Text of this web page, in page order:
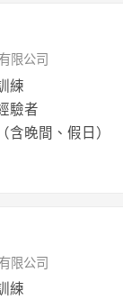
限公司
練
驗者
晚間、假日）
限公司
練